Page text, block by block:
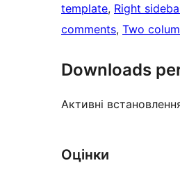
template, Right
comments, Two
Downloads
Активні
Оцінки